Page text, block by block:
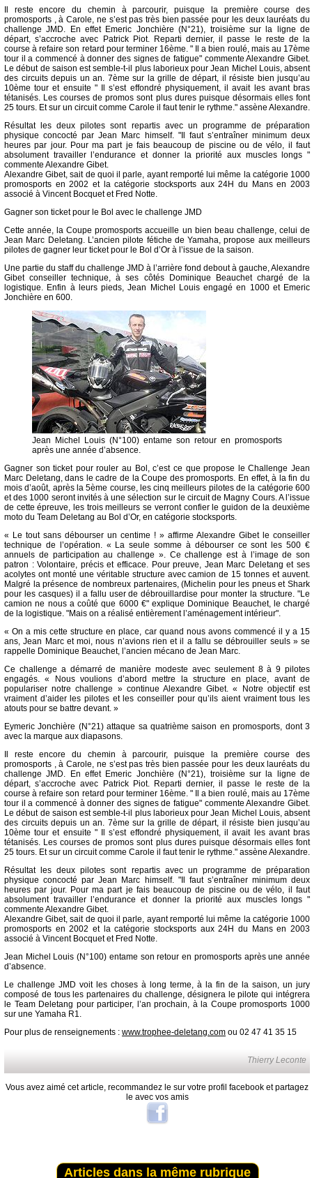
Il reste encore du chemin à parcourir, puisque la première course des
promosports , à Carole, ne s’est pas très bien passée pour les deux lauréats du
challenge JMD. En effet Emeric Jonchière (N°21), troisième sur la ligne de
départ, s’accroche avec Patrick Piot. Reparti dernier, il passe le reste de la
course à refaire son retard pour terminer 16ème. " Il a bien roulé, mais au 17ème
tour il a commencé à donner des signes de fatigue" commente Alexandre Gibet.
Le début de saison est semble-t-il plus laborieux pour Jean Michel Louis, absent
des circuits depuis un an. 7ème sur la grille de départ, il résiste bien jusqu’au
10ème tour et ensuite " Il s’est effondré physiquement, il avait les avant bras
tétanisés. Les courses de promos sont plus dures puisque désormais elles font
25 tours. Et sur un circuit comme Carole il faut tenir le rythme." assène Alexandre.
Résultat les deux pilotes sont repartis avec un programme de préparation
physique concocté par Jean Marc himself. "Il faut s’entraîner minimum deux
heures par jour. Pour ma part je fais beaucoup de piscine ou de vélo, il faut
absolument travailler l’endurance et donner la priorité aux muscles longs "
commente Alexandre Gibet.
Alexandre Gibet, sait de quoi il parle, ayant remporté lui même la catégorie 1000
promosports en 2002 et la catégorie stocksports aux 24H du Mans en 2003
associé à Vincent Bocquet et Fred Notte.
Gagner son ticket pour le Bol avec le challenge JMD
Cette année, la Coupe promosports accueille un bien beau challenge, celui de
Jean Marc Deletang. L’ancien pilote fétiche de Yamaha, propose aux meilleurs
pilotes de gagner leur ticket pour le Bol d’Or à l’issue de la saison.
Une partie du staff du challenge JMD à l’arrière fond debout à gauche, Alexandre
Gibet conseiller technique, à ses côtés Dominique Beauchet chargé de la
logistique. Enfin à leurs pieds, Jean Michel Louis engagé en 1000 et Emeric
Jonchière en 600.
Jean Michel Louis (N°100) entame son retour en promosports
après une année d’absence.
Gagner son ticket pour rouler au Bol, c’est ce que propose le Challenge Jean
Marc Deletang, dans le cadre de la Coupe des promosports. En effet, à la fin du
mois d’août, après la 5ème course, les cinq meilleurs pilotes de la catégorie 600
et des 1000 seront invités à une sélection sur le circuit de Magny Cours. A l’issue
de cette épreuve, les trois meilleurs se verront confier le guidon de la deuxième
moto du Team Deletang au Bol d’Or, en catégorie stocksports.
« Le tout sans débourser un centime ! » affirme Alexandre Gibet le conseiller
technique de l’opération. « La seule somme à débourser ce sont les 500 €
annuels de participation au challenge ». Ce challenge est à l’image de son
patron : Volontaire, précis et efficace. Pour preuve, Jean Marc Deletang et ses
acolytes ont monté une véritable structure avec camion de 15 tonnes et auvent.
Malgré la présence de nombreux partenaires, (Michelin pour les pneus et Shark
pour les casques) il a fallu user de débrouillardise pour monter la structure. "Le
camion ne nous a coûté que 6000 €" explique Dominique Beauchet, le chargé
de la logistique. "Mais on a réalisé entièrement l’aménagement intérieur".
« On a mis cette structure en place, car quand nous avons commencé il y a 15
ans, Jean Marc et moi, nous n’avions rien et il a fallu se débrouiller seuls » se
rappelle Dominique Beauchet, l’ancien mécano de Jean Marc.
Ce challenge a démarré de manière modeste avec seulement 8 à 9 pilotes
engagés. « Nous voulions d’abord mettre la structure en place, avant de
populariser notre challenge » continue Alexandre Gibet. « Notre objectif est
vraiment d’aider les pilotes et les conseiller pour qu’ils aient vraiment tous les
atouts pour se battre devant. »
Eymeric Jonchière (N°21) attaque sa quatrième saison en promosports, dont 3
avec la marque aux diapasons.
Il reste encore du chemin à parcourir, puisque la première course des
promosports , à Carole, ne s’est pas très bien passée pour les deux lauréats du
challenge JMD. En effet Emeric Jonchière (N°21), troisième sur la ligne de
départ, s’accroche avec Patrick Piot. Reparti dernier, il passe le reste de la
course à refaire son retard pour terminer 16ème. " Il a bien roulé, mais au 17ème
tour il a commencé à donner des signes de fatigue" commente Alexandre Gibet.
Le début de saison est semble-t-il plus laborieux pour Jean Michel Louis, absent
des circuits depuis un an. 7ème sur la grille de départ, il résiste bien jusqu’au
10ème tour et ensuite " Il s’est effondré physiquement, il avait les avant bras
tétanisés. Les courses de promos sont plus dures puisque désormais elles font
25 tours. Et sur un circuit comme Carole il faut tenir le rythme." assène Alexandre.
Résultat les deux pilotes sont repartis avec un programme de préparation
physique concocté par Jean Marc himself. "Il faut s’entraîner minimum deux
heures par jour. Pour ma part je fais beaucoup de piscine ou de vélo, il faut
absolument travailler l’endurance et donner la priorité aux muscles longs "
commente Alexandre Gibet.
Alexandre Gibet, sait de quoi il parle, ayant remporté lui même la catégorie 1000
promosports en 2002 et la catégorie stocksports aux 24H du Mans en 2003
associé à Vincent Bocquet et Fred Notte.
Jean Michel Louis (N°100) entame son retour en promosports après une année
d’absence.
Le challenge JMD voit les choses à long terme, à la fin de la saison, un jury
composé de tous les partenaires du challenge, désignera le pilote qui intégrera
le Team Deletang pour participer, l’an prochain, à la Coupe promosports 1000
sur une Yamaha R1.
Pour plus de renseignements : www.trophee-deletang.com ou 02 47 41 35 15
Thierry Leconte
Vous avez aimé cet article, recommandez le sur votre profil facebook et partagez
le avec vos amis
Articles dans la même rubrique